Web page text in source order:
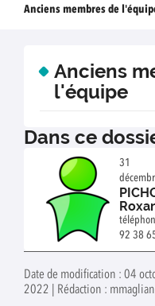
Anciens membres de
Anciens
l'équipe
Dans ce
31
2011
AI
92 38
Date de modification : 04
2022 | Rédaction :